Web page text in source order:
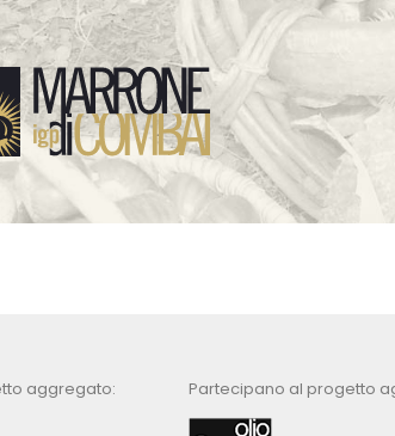
aggregato: Partecipano al progetto